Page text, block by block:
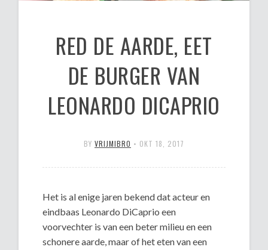
RED DE AARDE, EET
DE BURGER VAN
LEONARDO DICAPRIO
BY VRIJMIBRO • OKT 18, 2017
Het is al enige jaren bekend dat acteur en
eindbaas Leonardo DiCaprio een
voorvechter is van een beter milieu en een
schonere aarde, maar of het eten van een